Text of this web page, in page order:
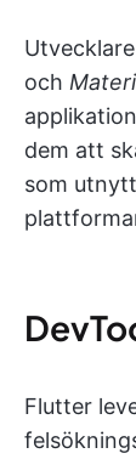
och
dem att
som
Flutter